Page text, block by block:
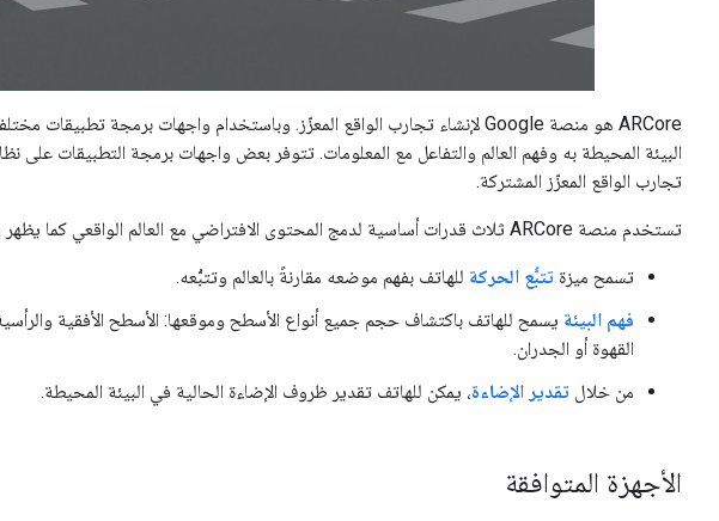
تجارب الواقع المعزّز المشتركة.
تستخدم منصة ARCore ثلاث قدرات أساسية لدمج المحتوى الافتراضي مع العالم الواقعي كما يظهر من خلال كاميرا الهاتف:
تسمح ميزة تتبُّع الحركة للهاتف بفهم موضعه مقارنةً بالعالم وتتبُّعه.
فهم البيئة يسمح للهاتف باكتشاف حجم جميع أنواع الأسطح وموقعها: الأسطح الأفقية
القهوة أو الجدران.
من خلال تقدير الإضاءة، يمكن للهاتف تقدير ظروف الإضاءة الحالية في البيئة المحيطة.
الأجهزة المتوافقة